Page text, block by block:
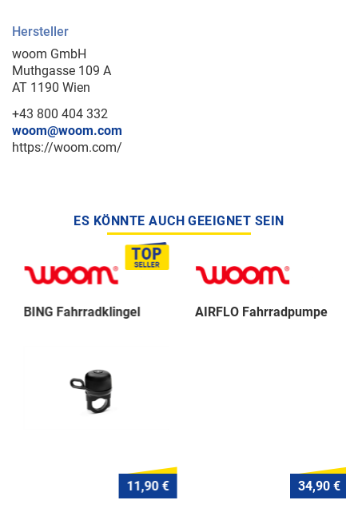
Hersteller
woom GmbH
Muthgasse 109 A
AT 1190 Wien
+43 800 404 332
woom@woom.com
https://woom.com/
ES KÖNNTE AUCH GEEIGNET SEIN
BING Fahrradklingel
11,90 €
AIRFLO Fahrradpumpe
34,90 €